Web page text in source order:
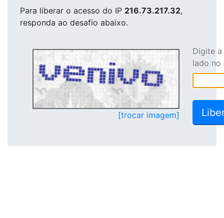
Para liberar o acesso do IP 216.73.217.32,
responda ao desafio abaixo.
[trocar imagem]
Digite
lado no